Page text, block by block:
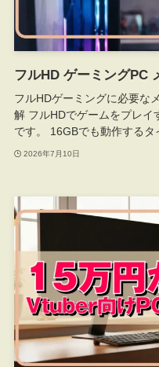
フルHD ゲーミングPC
フルHDゲーミングに必要な
解 フルHDでゲームをプレイ
です。 16GBでも動作するタ
2026年7月10日